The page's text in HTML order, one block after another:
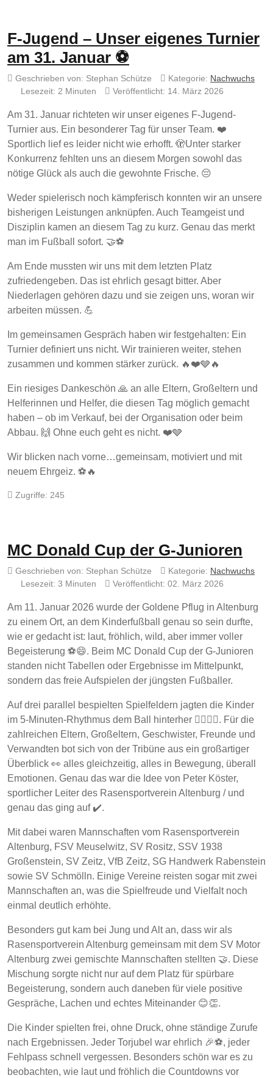
F-Jugend – Unser eigenes Turnier
am 31. Januar ⚽
Geschrieben von: Stephan Schütze Kategorie: Nachwuchs
Lesezeit: 2 Minuten
Veröffentlicht: 14. März 2026
Am 31. Januar richteten wir unser eigenes F-Jugend-
Turnier aus. Ein besonderer Tag für unser Team. ❤️
Sportlich lief es leider nicht wie erhofft. 🫣Unter starker
Konkurrenz fehlten uns an diesem Morgen sowohl das
nötige Glück als auch die gewohnte Frische. 😔
Weder spielerisch noch kämpferisch konnten wir an unsere
bisherigen Leistungen anknüpfen. Auch Teamgeist und
Disziplin kamen an diesem Tag zu kurz. Genau das merkt
man im Fußball sofort. 🤝⚽
Am Ende mussten wir uns mit dem letzten Platz
zufriedengeben. Das ist ehrlich gesagt bitter. Aber
Niederlagen gehören dazu und sie zeigen uns, woran wir
arbeiten müssen. 💪
Im gemeinsamen Gespräch haben wir festgehalten: Ein
Turnier definiert uns nicht. Wir trainieren weiter, stehen
zusammen und kommen stärker zurück. 🔥❤️🩶🔥
Ein riesiges Dankeschön 🙏 an alle Eltern, Großeltern und
Helferinnen und Helfer, die diesen Tag möglich gemacht
haben – ob im Verkauf, bei der Organisation oder beim
Abbau. 🙌 Ohne euch geht es nicht. ❤️🩶
Wir blicken nach vorne…gemeinsam, motiviert und mit
neuem Ehrgeiz. ⚽🔥
Zugriffe: 245
MC Donald Cup der G-Junioren
Geschrieben von: Stephan Schütze Kategorie: Nachwuchs
Lesezeit: 3 Minuten
Veröffentlicht: 02. März 2026
Am 11. Januar 2026 wurde der Goldene Pflug in Altenburg
zu einem Ort, an dem Kinderfußball genau so sein durfte,
wie er gedacht ist: laut, fröhlich, wild, aber immer voller
Begeisterung ⚽😄. Beim MC Donald Cup der G-Junioren
standen nicht Tabellen oder Ergebnisse im Mittelpunkt,
sondern das freie Aufspielen der jüngsten Fußballer.
Auf drei parallel bespielten Spielfeldern jagten die Kinder
im 5-Minuten-Rhythmus dem Ball hinterher 🏃‍♂️🏃‍♀️. Für die
zahlreichen Eltern, Großeltern, Geschwister, Freunde und
Verwandten bot sich von der Tribüne aus ein großartiger
Überblick 👀 alles gleichzeitig, alles in Bewegung, überall
Emotionen. Genau das war die Idee von Peter Köster,
sportlicher Leiter des Rasensportverein Altenburg / und
genau das ging auf ✔️.
Mit dabei waren Mannschaften vom Rasensportverein
Altenburg, FSV Meuselwitz, SV Rositz, SSV 1938
Großenstein, SV Zeitz, VfB Zeitz, SG Handwerk Rabenstein
sowie SV Schmölln. Einige Vereine reisten sogar mit zwei
Mannschaften an, was die Spielfreude und Vielfalt noch
einmal deutlich erhöhte.
Besonders gut kam bei Jung und Alt an, dass wir als
Rasensportverein Altenburg gemeinsam mit dem SV Motor
Altenburg zwei gemischte Mannschaften stellten 🤝. Diese
Mischung sorgte nicht nur auf dem Platz für spürbare
Begeisterung, sondern auch daneben für viele positive
Gespräche, Lachen und echtes Miteinander 😊👏.
Die Kinder spielten frei, ohne Druck, ohne ständige Zurufe
nach Ergebnissen. Jeder Torjubel war ehrlich 🎉⚽, jeder
Fehlpass schnell vergessen. Besonders schön war es zu
beobachten, wie laut und fröhlich die Countdowns vor